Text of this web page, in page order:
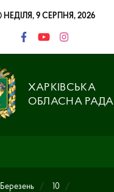
НЕДІЛЯ, 9 СЕРПНЯ, 2026
ХАРКІВСЬКА
ОБЛАСНА РАДА
Березень
10